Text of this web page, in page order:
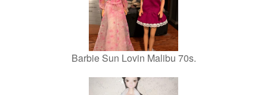
Barbie Sun Lovin Malibu 70s.